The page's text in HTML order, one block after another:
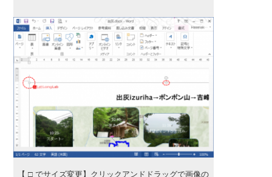
【 □ でサイズ変更】クリックアンドドラッグで画像の